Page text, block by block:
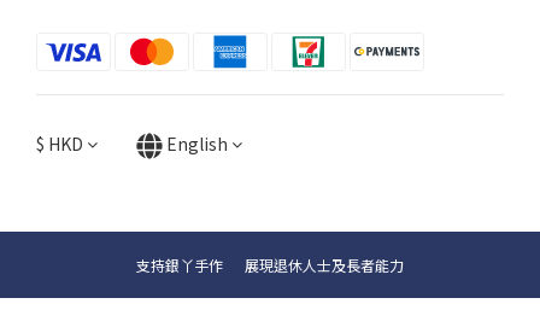
$ HKD English
支持銀丫手作 展現退休人士及長者能力